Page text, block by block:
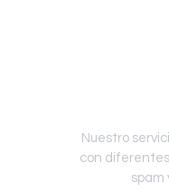
Nuestro
con
spam